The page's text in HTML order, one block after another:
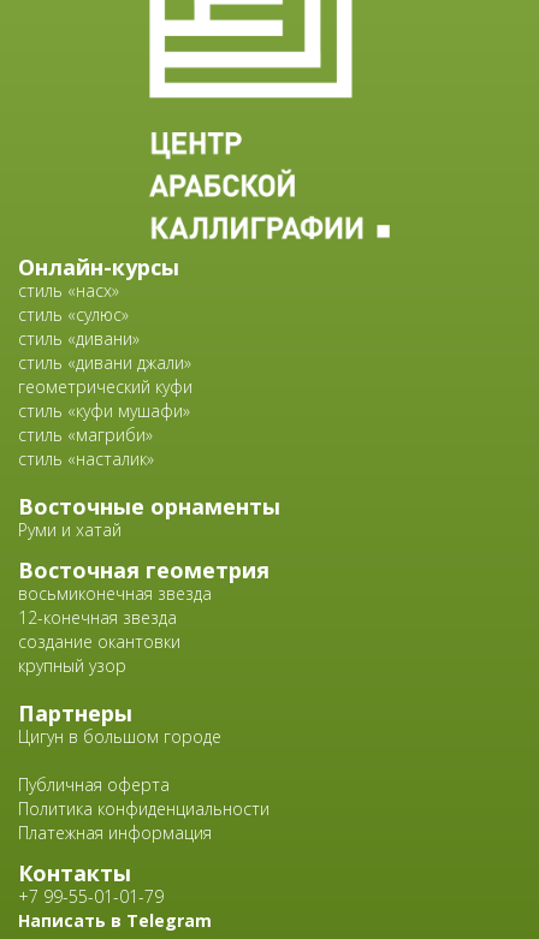
Онлайн-курсы
стиль «насх»
стиль «сулюс»
стиль «дивани»
стиль «дивани джали»
геометрический куфи
стиль «куфи мушафи»
стиль «магриби»
стиль «насталик»
Восточные орнаменты
Руми и хатай
Восточная геометрия
восьмиконечная звезда
12-конечная звезда
создание окантовки
крупный узор
Партнеры
Цигун в большом городе
Публичная оферта
Политика конфиденциальности
Платежная информация
Контакты
+7 99-55-01-01-79
Написать в Telegram